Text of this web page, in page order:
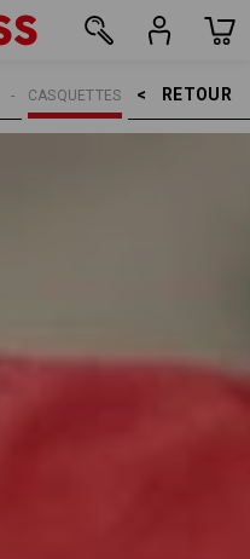
RETOUR    >
CASQUETTES